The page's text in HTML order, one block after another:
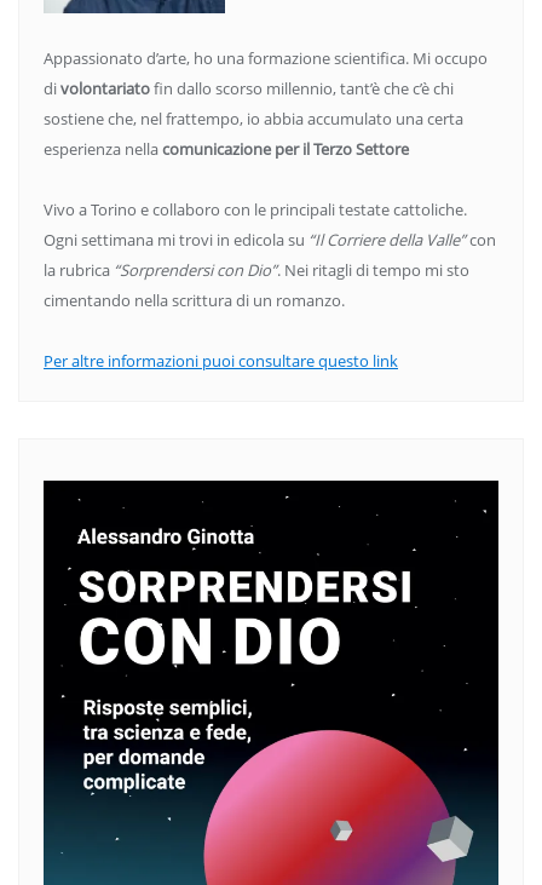
Appassionato d’arte, ho una formazione scientifica. Mi occupo
divolontariatofin dallo scorso millennio, tant’è che c’è chi
sostiene che, nel frattempo, io abbia accumulato una certa
esperienza nellacomunicazione per il Terzo Settore
Vivo a Torino e collaboro con le principali testate cattoliche.
Ogni settimana mi trovi in edicola su “Il Corriere della Valle”con
la rubrica “Sorprendersi con Dio”. Nei ritagli di tempo mi sto
cimentando nella scrittura di un romanzo.
Per altre informazioni puoi consultare questo link